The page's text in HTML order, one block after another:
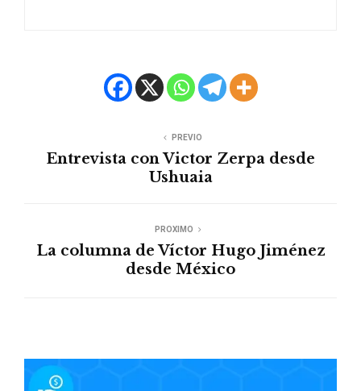
PREVIO
Entrevista con Victor Zerpa desde
Ushuaia
PROXIMO
La columna de Víctor Hugo Jiménez
desde México